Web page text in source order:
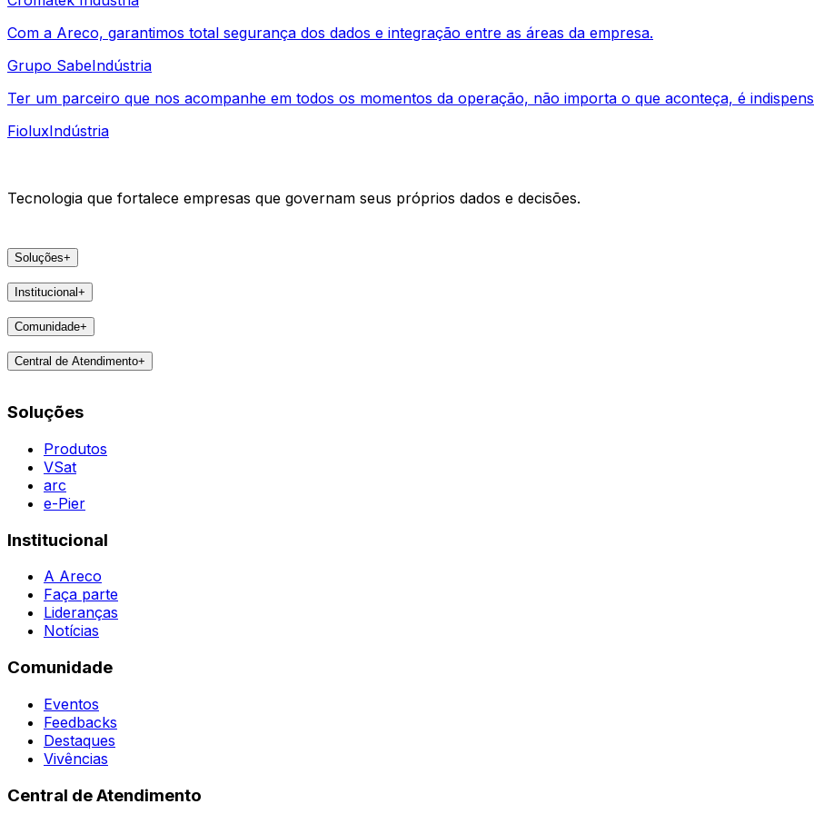
Com a Areco, garantimos total segurança dos dados e integração entre as áreas da empresa.
Grupo SabeIndústria
Ter um parceiro que nos acompanhe em todos os momentos da operação, não importa o que aconteça, é
FioluxIndústria
Tecnologia que fortalece empresas que governam seus próprios dados e decisões.
Soluções+
Produtos
arc
Institucional+
A Areco
Lideranças
Comunidade+
Eventos
Vivências
Central de Atendimento+
Todas as Regiões
Agent
Soluções
Produtos
VSat
arc
e-Pier
Institucional
A Areco
Faça parte
Lideranças
Notícias
Comunidade
Eventos
Feedbacks
Destaques
Vivências
Central de Atendimento